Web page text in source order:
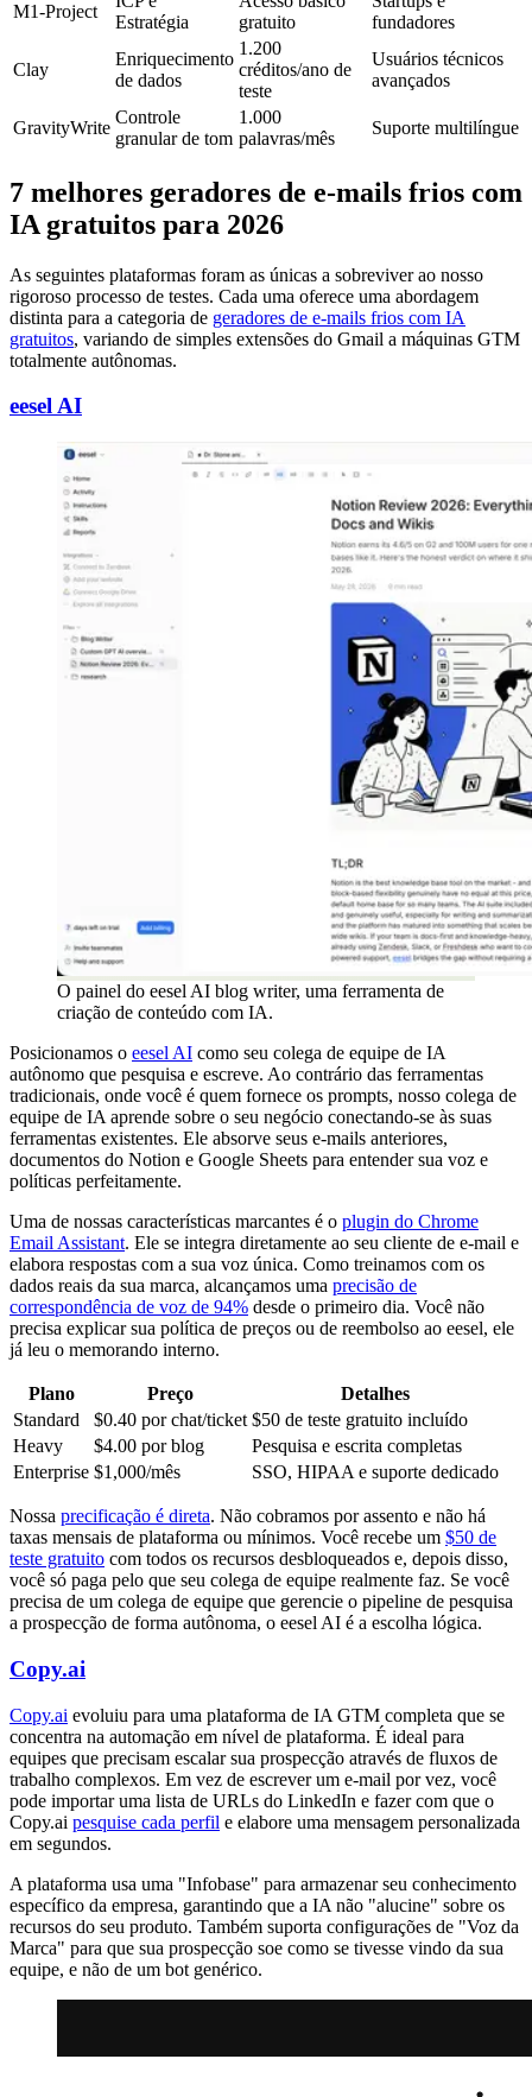
M1-Project
Estratégia
gratuito
fundadores
Clay
Enriquecimento
de dados
1.200
créditos/ano de
teste
Usuários técnicos
avançados
GravityWrite
Controle
granular de tom
1.000
palavras/mês
Suporte multilíngue
7 melhores geradores de e-mails frios com
IA gratuitos para 2026
As seguintes plataformas foram as únicas a sobreviver ao nosso
rigoroso processo de testes. Cada uma oferece uma abordagem
distinta para a categoria de geradores de e-mails frios com IA
gratuitos, variando de simples extensões do Gmail a máquinas GTM
totalmente autônomas.
eesel AI
O painel do eesel AI blog writer, uma ferramenta de
criação de conteúdo com IA.
Posicionamos o eesel AI como seu colega de equipe de IA
autônomo que pesquisa e escreve. Ao contrário das ferramentas
tradicionais, onde você é quem fornece os prompts, nosso colega de
equipe de IA aprende sobre o seu negócio conectando-se às suas
ferramentas existentes. Ele absorve seus e-mails anteriores,
documentos do Notion e Google Sheets para entender sua voz e
políticas perfeitamente.
Uma de nossas características marcantes é o plugin do Chrome
Email Assistant. Ele se integra diretamente ao seu cliente de e-mail e
elabora respostas com a sua voz única. Como treinamos com os
dados reais da sua marca, alcançamos uma precisão de
correspondência de voz de 94% desde o primeiro dia. Você não
precisa explicar sua política de preços ou de reembolso ao eesel, ele
já leu o memorando interno.
Plano Preço
Detalhes
Standard
$0.40 por chat/ticket $50 de teste gratuito incluído
Heavy
$4.00 por blog
Pesquisa e escrita completas
Enterprise $1,000/mês SSO, HIPAA e suporte dedicado
Nossa precificação é direta. Não cobramos por assento e não há
taxas mensais de plataforma ou mínimos. Você recebe um $50 de
teste gratuito com todos os recursos desbloqueados e, depois disso,
você só paga pelo que seu colega de equipe realmente faz. Se você
precisa de um colega de equipe que gerencie o pipeline de pesquisa
a prospecção de forma autônoma, o eesel AI é a escolha lógica.
Copy.ai
Copy.ai evoluiu para uma plataforma de IA GTM completa que se
concentra na automação em nível de plataforma. É ideal para
equipes que precisam escalar sua prospecção através de fluxos de
trabalho complexos. Em vez de escrever um e-mail por vez, você
pode importar uma lista de URLs do LinkedIn e fazer com que o
Copy.ai pesquise cada perfil e elabore uma mensagem personalizada
em segundos.
A plataforma usa uma "Infobase" para armazenar seu conhecimento
específico da empresa, garantindo que a IA não "alucine" sobre os
recursos do seu produto. Também suporta configurações de "Voz da
Marca" para que sua prospecção soe como se tivesse vindo da sua
equipe, e não de um bot genérico.